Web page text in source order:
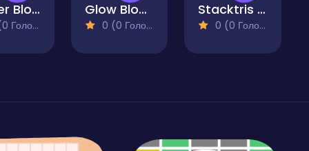
Tower Blocks Deluxe Glow Blocks
0 (0 Голосів)
Stacktris 2048
0 (0 Голосів)